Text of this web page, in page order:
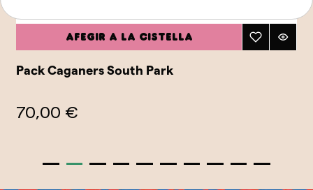
Afegir a la cistella
Pack Caganers South Park
70,00 €